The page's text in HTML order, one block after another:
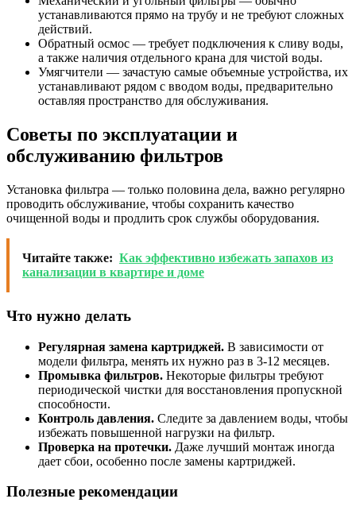
устанавливаются прямо на трубу и не требуют сложных
действий.
Обратный осмос — требует подключения к сливу воды,
а также наличия отдельного крана для чистой воды.
Умягчители — зачастую самые объемные устройства, их
устанавливают рядом с вводом воды, предварительно
оставляя пространство для обслуживания.
Советы по эксплуатации и
обслуживанию фильтров
Установка фильтра — только половина дела, важно регулярно
проводить обслуживание, чтобы сохранить качество
очищенной воды и продлить срок службы оборудования.
Читайте также: Как эффективно избежать запахов из
канализации в квартире и доме
Что нужно делать
Регулярная замена картриджей. В зависимости от
модели фильтра, менять их нужно раз в 3-12 месяцев.
Промывка фильтров. Некоторые фильтры требуют
периодической чистки для восстановления пропускной
способности.
Контроль давления. Следите за давлением воды, чтобы
избежать повышенной нагрузки на фильтр.
Проверка на протечки. Даже лучший монтаж иногда
дает сбои, особенно после замены картриджей.
Полезные рекомендации